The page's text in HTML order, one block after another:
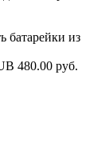
батарейки из
480.00 руб.